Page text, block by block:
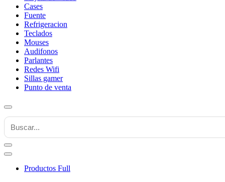
Cases
Fuente
Refrigeracion
Teclados
Mouses
Audifonos
Parlantes
Redes Wifi
Sillas gamer
Punto de venta
Productos Full